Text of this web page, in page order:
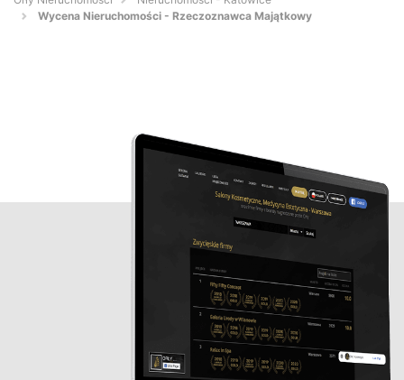
Wycena Nieruchomości - Rzeczoznawca Majątkowy